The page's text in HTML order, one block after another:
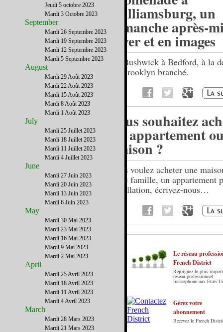
Williamsburg, un
dimanche après-
hiver et en images
De Bushwick à Bedford, à la
du Brooklyn branché.
Vous souhaitez
un appartement
maison ?
Vous voulez acheter une
votre famille, un appartement
installation, écrivez-nous…
Le French District est le premier guide sur
internet en Français sur les Etats-Unis. Notre
principe : Le meilleur des Etats-Unis par ceux qui
Le réseau
French District
Rejoignez le plus
réseau professionnel
francophone aux Etats-
Gérez votre
abonnement
Recevez le French
Jeudi 5 octobre 2023
Mardi 3 Octobre 2023
September
Mardi 26 Septembre 2023
Mardi 19 Septembre 2023
Mardi 12 Septembre 2023
Mardi 5 Septembre 2023
August
Mardi 29 Août 2023
Mardi 22 Août 2023
Mardi 15 Août 2023
Mardi 8 Août 2023
Mardi 1 Août 2023
July
Mardi 25 Juillet 2023
Mardi 18 Juillet 2023
Mardi 11 Juillet 2023
Mardi 4 Juillet 2023
June
Mardi 27 Juin 2023
Mardi 20 Juin 2023
Mardi 13 Juin 2023
Mardi 6 Juin 2023
May
Mardi 30 Mai 2023
Mardi 23 Mai 2023
Mardi 16 Mai 2023
Mardi 9 Mai 2023
Mardi 2 Mai 2023
April
Mardi 25 Avril 2023
Mardi 18 Avril 2023
Mardi 11 Avril 2023
Mardi 4 Avril 2023
March
Mardi 28 Mars 2023
Mardi 21 Mars 2023